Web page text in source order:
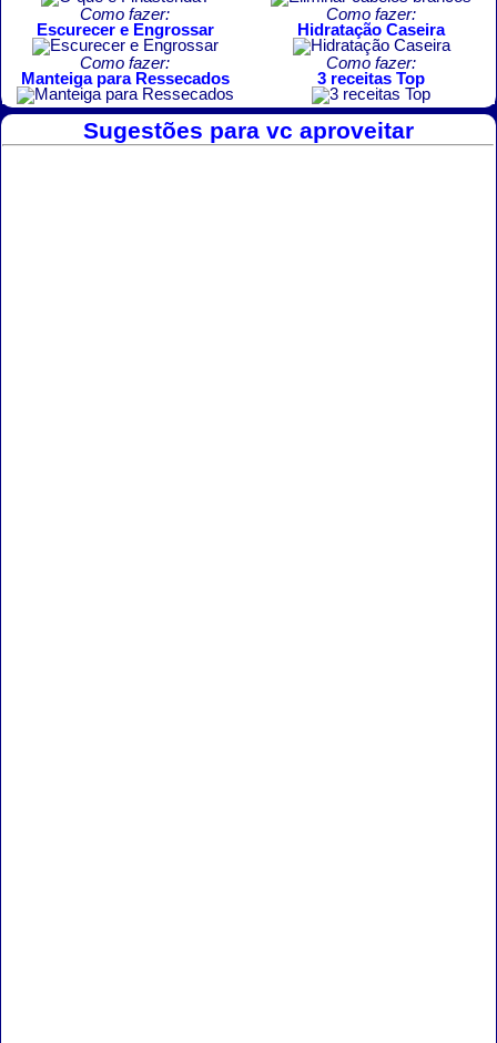
Como fazer:
Escurecer e Engrossar
Como fazer:
Hidratação Caseira
Como fazer:
Manteiga para Ressecados
Como fazer:
3 receitas Top
Sugestões para vc aproveitar